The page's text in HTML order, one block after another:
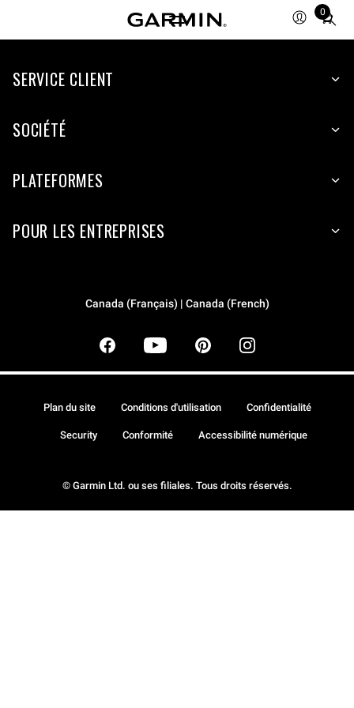
0
Total
items
cart:
SERVICE CLIENT
SOCIÉTÉ
PLATEFORMES
POUR LES ENTREPRISES
Canada (Français) | Canada (French)
© Garmin Ltd. ou ses filiales. Tous droits réservés.
Plan du site Conditions d'utilisation Confidentialité
Security Conformité Accessibilité numérique